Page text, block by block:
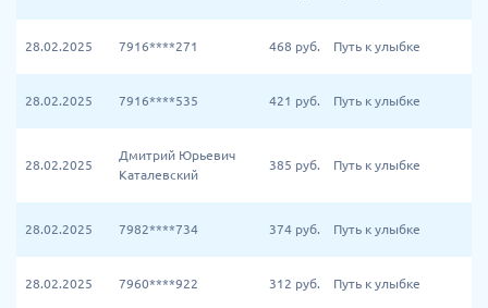
28.02.2025 7916****271 468 руб. Путь к улыбке
28.02.2025 7916****535 421 руб. Путь к улыбке
28.02.2025
Дмитрий Юрьевич
Каталевский
385 руб. Путь к улыбке
28.02.2025 7982****734 374 руб. Путь к улыбке
28.02.2025 7960****922 312 руб. Путь к улыбке